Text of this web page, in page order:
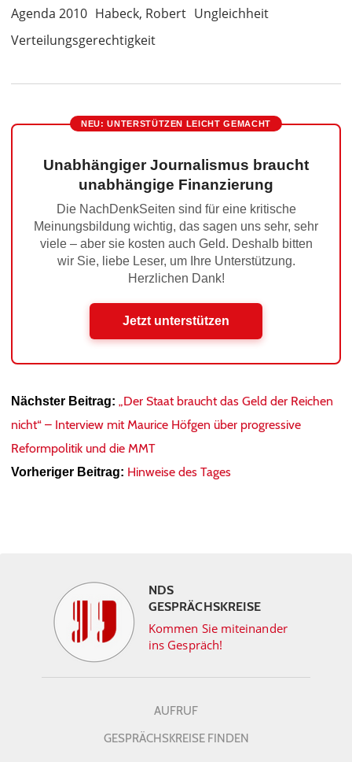
Agenda 2010 Habeck, Robert Ungleichheit
Verteilungsgerechtigkeit
NEU: UNTERSTÜTZEN LEICHT GEMACHT
Unabhängiger Journalismus braucht
unabhängige Finanzierung
Die NachDenkSeiten sind für eine kritische
Meinungsbildung wichtig, das sagen uns sehr, sehr
viele – aber sie kosten auch Geld. Deshalb bitten
wir Sie, liebe Leser, um Ihre Unterstützung.
Herzlichen Dank!
Jetzt unterstützen
Nächster Beitrag: „Der Staat braucht das Geld der Reichen
nicht“ – Interview mit Maurice Höfgen über progressive
Reformpolitik und die MMT
Vorheriger Beitrag: Hinweise des Tages
NDS
GESPRÄCHSKREISE
Kommen Sie miteinander
ins Gespräch!
AUFRUF
GESPRÄCHSKREISE FINDEN